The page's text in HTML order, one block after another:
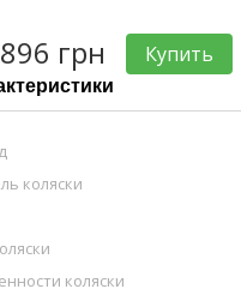
грн Купить
коляски
коляски